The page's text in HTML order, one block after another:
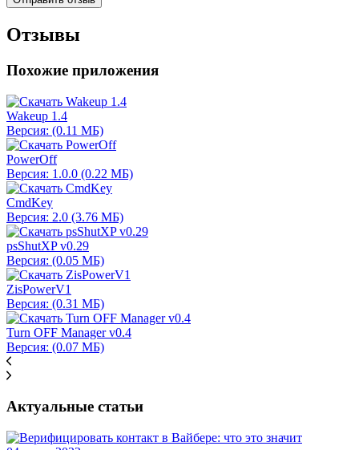
Отзывы
Похожие приложения
Wakeup 1.4
Версия: (0.11 МБ)
PowerOff
Версия: 1.0.0 (0.22 МБ)
CmdKey
Версия: 2.0 (3.76 МБ)
psShutXP v0.29
Версия: (0.05 МБ)
ZisPowerV1
Версия: (0.31 МБ)
Turn OFF Manager v0.4
Версия: (0.07 МБ)
Актуальные статьи